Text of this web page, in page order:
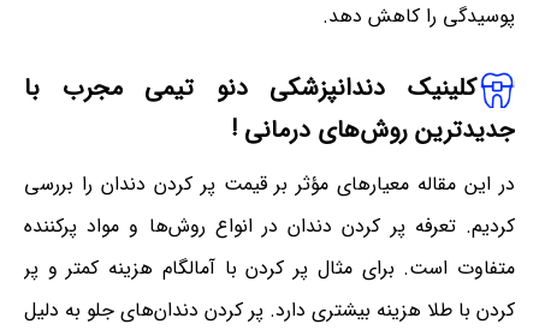
پوسیدگی را کاهش دهد.
کلینیک دندانپزشکی دنو تیمی مجرب با
جدیدترین روش‌های درمانی !
در این مقاله معیارهای مؤثر بر قیمت پر کردن دندان را بررسی
کردیم. تعرفه پر کردن دندان در انواع روش‌ها و مواد پرکننده
متفاوت است. برای مثال پر کردن با آمالگام هزینه کمتر و پر
کردن با طلا هزینه بیشتری دارد. پر کردن دندان‌های جلو به دلیل